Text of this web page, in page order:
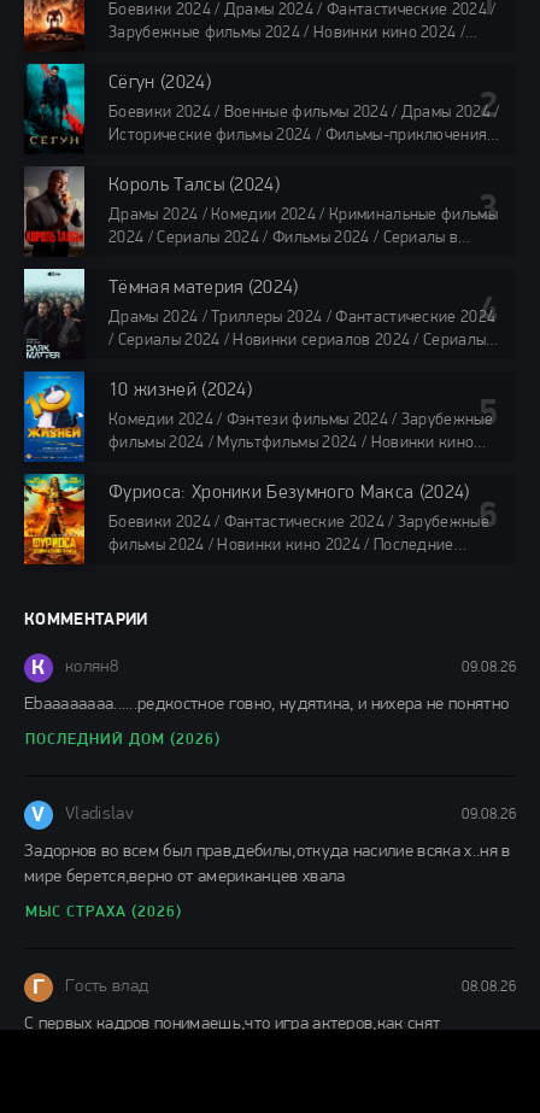
Боевики 2024 / Драмы 2024 / Фантастические 2024 /
Зарубежные фильмы 2024 / Новинки кино 2024 /
Фильмы 4K / Фильмы 2024 / Популярные фильмы /
Смотреть фильмы онлайн
118 мин.
Сёгун (2024)
Боевики 2024 / Военные фильмы 2024 / Драмы 2024 /
Исторические фильмы 2024 / Фильмы-приключения
Сериалы 4K / Фильмы 2024 / Сериалы в озвучке
TVShows / Сериалы в озвучке LostFilm / Сериалы в
озвучке HDrezka Studio / Смотреть фильмы онлайн
все серии по 45 минут
Король Талсы (2024)
Драмы 2024 / Комедии 2024 / Криминальные фильмы
2024 / Сериалы 2024 / Фильмы 2024 / Сериалы в
Сериалы в озвучке HDrezka Studio / Смотреть фильмы
онлайн
40 мин
Тёмная материя (2024)
Драмы 2024 / Триллеры 2024 / Фантастические 2024
/ Сериалы 2024 / Новинки сериалов 2024 / Сериалы
Сериалы в озвучке LostFilm / Сериалы в озвучке
HDrezka Studio / Смотреть фильмы онлайн
все серии по 45 мин.
10 жизней (2024)
Комедии 2024 / Фэнтези фильмы 2024 / Зарубежные
фильмы 2024 / Мультфильмы 2024 / Новинки кино
/ Фильмы 2024 / Популярные фильмы / Смотреть
фильмы онлайн
88 мин.
Фуриоса: Хроники Безумного Макса (2024)
Боевики 2024 / Фантастические 2024 / Зарубежные
фильмы 2024 / Новинки кино 2024 / Последние
фильмы онлайн
КОММЕНТАРИИ
К колян8 09.08.26
Еbaaaaaaaa......редкостное говно, нудятина, и нихера не понятно
ПОСЛЕДНИЙ ДОМ (2026)
V Vladislav 09.08.26
Задорнов во всем был прав,дебилы,откуда насилие всяка х..ня в
мире берется,верно от американцев хвала
МЫС СТРАХА (2026)
Г Гость влад 08.08.26
С первых кадров понимаешь,что игра актеров,как снят